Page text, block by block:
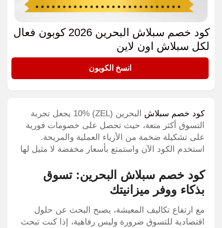
كود خصم سبلاش البحرين 2026 كوبون فعال
لكل سبلاش اون لاين
انسخ الكوبون
كود خصم سبلاش
البحرين (ZEL) 10% يجعل تجربة
التسوق أكثر متعة، حيث تحصل على خصومات فورية
على تشكيلة ضخمة من الأزياء العملية والمريحة.
استخدم الكود الآن واستمتع بأسعار مخفضة لا مثيل لها
كود خصم سبلاش البحرين: تسوق
بذكاء ووفر ميزانيتك
مع ارتفاع تكاليف المعيشة، يصبح البحث عن حلول
اقتصادية للتسوق ضرورة وليس رفاهية، إذا كنت تبحث